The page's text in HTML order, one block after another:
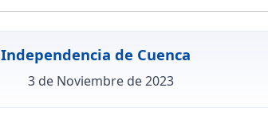
Independencia de Cuenca
3 de Noviembre de 2023